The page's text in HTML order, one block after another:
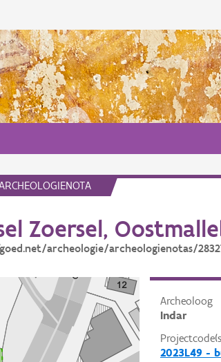
Zoersel,
archeologie/archeologienotas/
Archeoloog
Indar
2023L49 -